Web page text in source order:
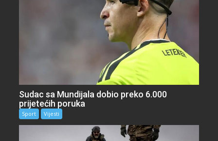
Sudac sa Mundijala dobio preko 6.000
prijetećih poruka
Sport Vijesti